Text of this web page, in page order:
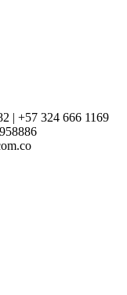
| +57 324 666 1169